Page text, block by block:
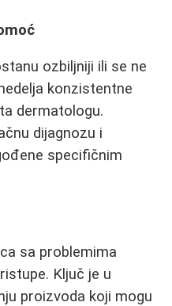
ozbiljniji ili se ne
konzistentne
dermatologu.
dijagnozu i
specifičnim
sa problemima
Ključ je u
proizvoda koji mogu